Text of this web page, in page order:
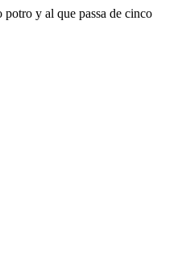
potro y al que passa de cinco